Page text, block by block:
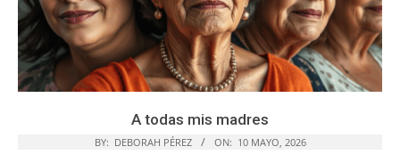
A todas mis madres
BY: DEBORAH PÉREZ ON: 10 MAYO, 2026